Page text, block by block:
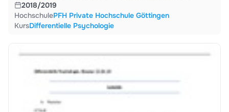
2018/2019
HochschulePFH Private Hochschule Göttingen
KursDifferentielle Psychologie